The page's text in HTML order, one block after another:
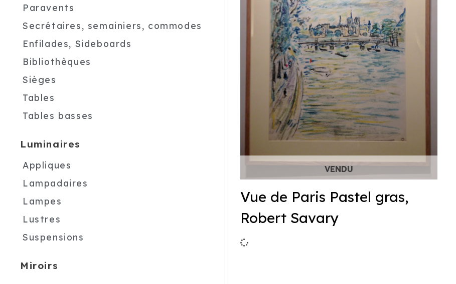
Paravents
Secrétaires, semainiers, commodes
Enfilades, Sideboards
Bibliothèques
Sièges
Tables
Tables basses
Luminaires
Appliques
Lampadaires
Lampes
Lustres
Suspensions
Miroirs
Vue de Paris Pastel gras,
Robert Savary